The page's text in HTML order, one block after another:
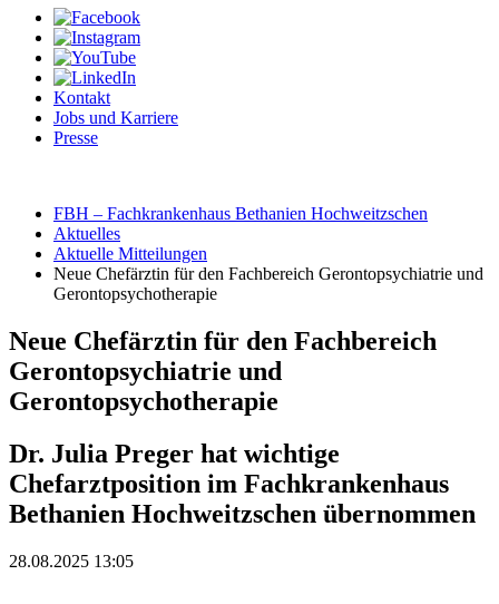
Kontakt
Jobs und Karriere
Presse
FBH – Fachkrankenhaus Bethanien Hochweitzschen
Aktuelles
Aktuelle Mitteilungen
Neue Chefärztin für den Fachbereich Gerontopsychiatrie und
Gerontopsychotherapie
Neue Chefärztin für den Fachbereich
Gerontopsychiatrie und
Gerontopsychotherapie
Dr. Julia Preger hat wichtige
Chefarztposition im Fachkrankenhaus
Bethanien Hochweitzschen übernommen
28.08.2025 13:05